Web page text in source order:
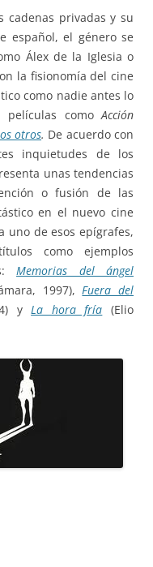
cadenas privadas y su
español, el género se
Álex de la Iglesia o
la fisionomía del cine
como nadie antes lo
películas comoAcción
otros. De acuerdo con
inquietudes de los
unas tendencias
o fusión de las
en el nuevo cine
uno de esos epígrafes,
como ejemplos
Memorias del ángel
1997),Fuera del
yLa hora fría (Elio